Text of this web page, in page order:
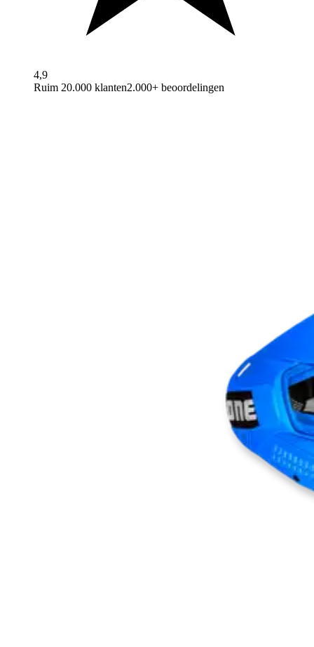
4,9
Ruim 20.000 klanten2.000+ beoordelingen